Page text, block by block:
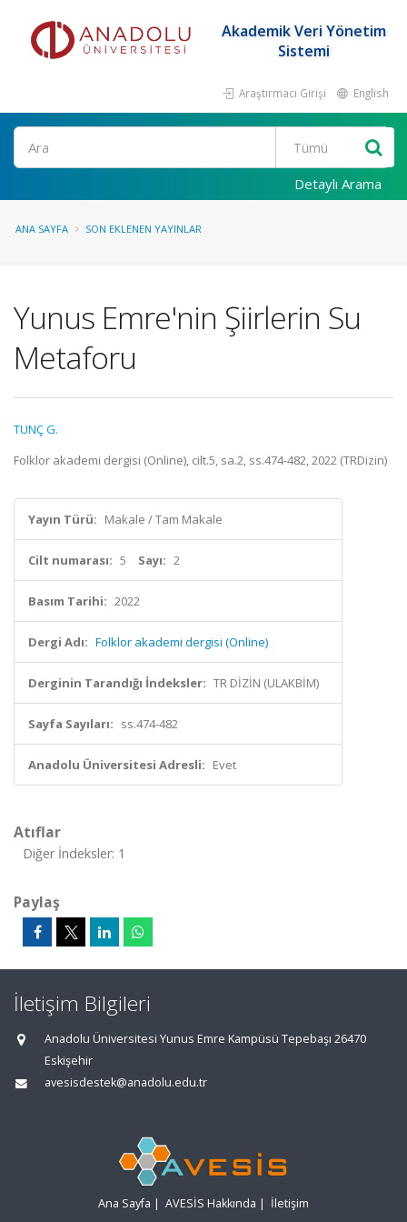
Akademik Veri Yönetim
Sistemi
Araştırmacı Girişi English
Ara
Detaylı Arama
ANA SAYFA SON EKLENEN YAYINLAR
Yunus Emre'nin Şiirlerin Su
Metaforu
TUNÇ G.
Folklor akademi dergisi (Online), cilt.5, sa.2, ss.474-482, 2022 (TRDizin)
Yayın Türü: Makale / Tam Makale
Cilt numarası: 5 Sayı: 2
Basım Tarihi: 2022
Dergi Adı: Folklor akademi dergisi (Online)
Derginin Tarandığı İndeksler: TR DİZİN (ULAKBİM)
Sayfa Sayıları: ss.474-482
Anadolu Üniversitesi Adresli: Evet
Atıflar
Diğer İndeksler: 1
Paylaş
İletişim Bilgileri
Anadolu Üniversitesi Yunus Emre Kampüsü Tepebaşı 26470
Eskişehir
avesisdestek@anadolu.edu.tr
Ana Sayfa | AVESİS Hakkında | İletişim